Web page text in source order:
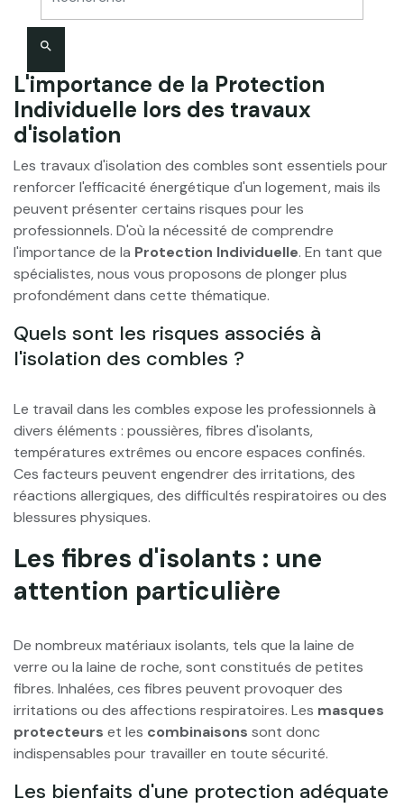
En conclusion, la sécurité ne doit jamais être négligée
lors des travaux d'isolation des combles. Les
équipements de protection individuelle jouent un rôle
crucial pour prévenir les risques et garantir un travail
serein et efficace. N'hésitez pas à consulter notre
gamme complète pour faire le choix le plus adapté à vos
besoins.
search
L'importance de la Protection
Individuelle lors des travaux
d'isolation
Les travaux d'isolation des combles sont essentiels pour
renforcer l'efficacité énergétique d'un logement, mais ils
peuvent présenter certains risques pour les
professionnels. D'où la nécessité de comprendre
l'importance de la Protection Individuelle. En tant que
spécialistes, nous vous proposons de plonger plus
profondément dans cette thématique.
Quels sont les risques associés à
l'isolation des combles ?
Le travail dans les combles expose les professionnels à
divers éléments : poussières, fibres d'isolants,
températures extrêmes ou encore espaces confinés.
Ces facteurs peuvent engendrer des irritations, des
réactions allergiques, des difficultés respiratoires ou des
blessures physiques.
Les fibres d'isolants : une
attention particulière
De nombreux matériaux isolants, tels que la laine de
verre ou la laine de roche, sont constitués de petites
fibres. Inhalées, ces fibres peuvent provoquer des
irritations ou des affections respiratoires. Les masques
protecteurs et les combinaisons sont donc
indispensables pour travailler en toute sécurité.
Les bienfaits d'une protection adéquate